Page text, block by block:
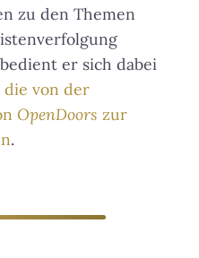
zu den Themen
er sich dabei
die von der
OpenDoors zur
.